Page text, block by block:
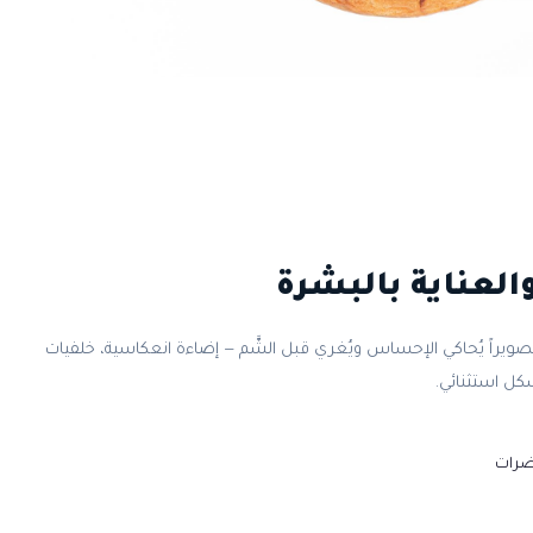
بالبشرة
تصويراً يُحاكي الإحساس ويُغري قبل الشَّم — إضاءة انعكاسية، خلفيات
استثنائي.